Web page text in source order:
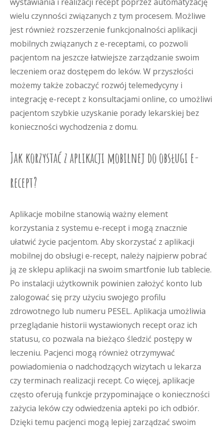
wielu czynności związanych z tym procesem. Możliwe
jest również rozszerzenie funkcjonalności aplikacji
mobilnych związanych z e-receptami, co pozwoli
pacjentom na jeszcze łatwiejsze zarządzanie swoim
leczeniem oraz dostępem do leków. W przyszłości
możemy także zobaczyć rozwój telemedycyny i
integrację e-recept z konsultacjami online, co umożliwi
pacjentom szybkie uzyskanie porady lekarskiej bez
konieczności wychodzenia z domu.
Jak korzystać z aplikacji mobilnej do obsługi e-
recept?
Aplikacje mobilne stanowią ważny element
korzystania z systemu e-recept i mogą znacznie
ułatwić życie pacjentom. Aby skorzystać z aplikacji
mobilnej do obsługi e-recept, należy najpierw pobrać
ją ze sklepu aplikacji na swoim smartfonie lub tablecie.
Po instalacji użytkownik powinien założyć konto lub
zalogować się przy użyciu swojego profilu
zdrowotnego lub numeru PESEL. Aplikacja umożliwia
przeglądanie historii wystawionych recept oraz ich
statusu, co pozwala na bieżąco śledzić postępy w
leczeniu. Pacjenci mogą również otrzymywać
powiadomienia o nadchodzących wizytach u lekarza
czy terminach realizacji recept. Co więcej, aplikacje
często oferują funkcje przypominające o konieczności
zażycia leków czy odwiedzenia apteki po ich odbiór.
Dzięki temu pacjenci mogą lepiej zarządzać swoim